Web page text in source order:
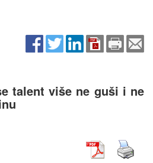
talent više ne guši i ne